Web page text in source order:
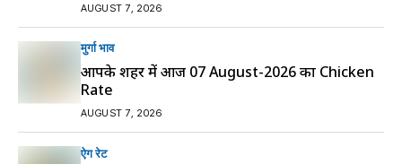
AUGUST 7, 2026
मुर्गा भाव
आपके शहर में आज 07 August-2026 का Chicken
Rate
AUGUST 7, 2026
ऐग रेट